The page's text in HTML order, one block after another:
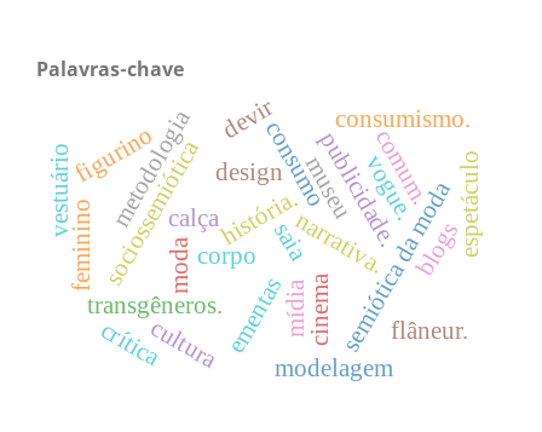
Palavras-chave
ementas
moda
história.
consumo
cinema
narrativa.
saia
calça semiótica da moda
sociossemiótica publicidade.
modelagem
metodologia design
corpo
transgêneros.
feminino
vogue.
mídia
blogs
flâneur.
cultura
devir consumismo.
figurino
vestuário espetáculo
crítica
museucomum.